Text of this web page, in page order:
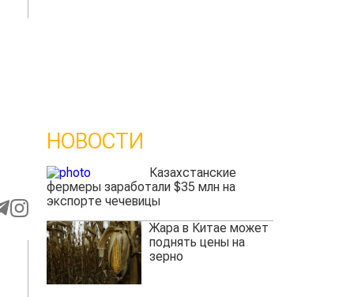
НОВОСТИ
Казахстанские
фермеры заработали $35 млн на
экспорте чечевицы
Жара в Китае может
поднять цены на
зерно